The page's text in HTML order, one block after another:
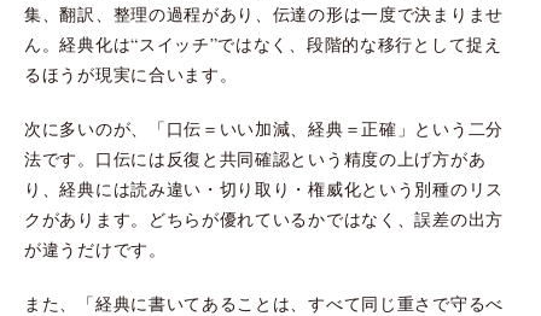
集、翻訳、整理の過程があり、伝達の形は一度で決まりませ
ん。経典化は“スイッチ”ではなく、段階的な移行として捉え
るほうが現実に合います。
次に多いのが、「口伝＝いい加減、経典＝正確」という二分
法です。口伝には反復と共同確認という精度の上げ方があ
り、経典には読み違い・切り取り・権威化という別種のリス
クがあります。どちらが優れているかではなく、誤差の出方
が違うだけです。
また、「経典に書いてあることは、すべて同じ重さで守るべ